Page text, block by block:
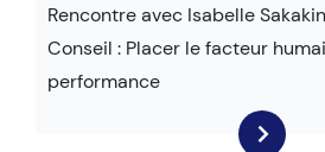
Rencontre avec Isabelle
Conseil : Placer le facteur
performance